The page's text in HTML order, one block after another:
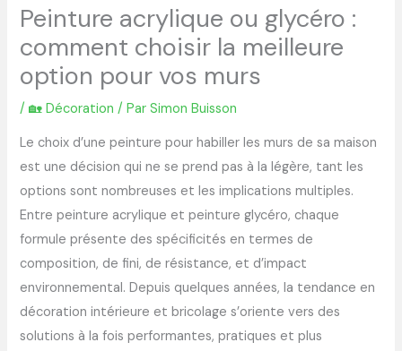
Peinture acrylique ou glycéro :
comment choisir la meilleure
option pour vos murs
/🏡 Décoration / ParSimon Buisson
Le choix d’une peinture pour habiller les murs de sa maison
est une décision qui ne se prend pas à la légère, tant les
options sont nombreuses et les implications multiples.
Entre peinture acrylique et peinture glycéro, chaque
formule présente des spécificités en termes de
composition, de fini, de résistance, et d’impact
environnemental. Depuis quelques années, la tendance en
décoration intérieure et bricolage s’oriente vers des
solutions à la fois performantes, pratiques et plus